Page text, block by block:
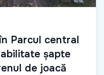
Parcul central
șapte
de joacă